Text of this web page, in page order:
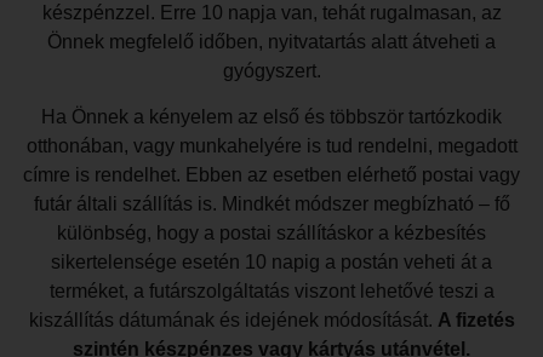
készpénzzel. Erre 10 napja van, tehát rugalmasan, az
Önnek megfelelő időben, nyitvatartás alatt átveheti a
gyógyszert.
Ha Önnek a kényelem az első és többször tartózkodik
otthonában, vagy munkahelyére is tud rendelni, megadott
címre is rendelhet. Ebben az esetben elérhető postai vagy
futár általi szállítás is. Mindkét módszer megbízható – fő
különbség, hogy a postai szállításkor a kézbesítés
sikertelensége esetén 10 napig a postán veheti át a
terméket, a futárszolgáltatás viszont lehetővé teszi a
kiszállítás dátumának és idejének módosítását. A fizetés
szintén készpénzes vagy kártyás utánvétel.